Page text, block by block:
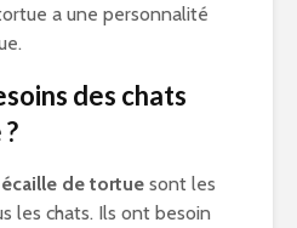
a une personnalité
des chats
de tortue sont les
les chats. Ils ont besoin